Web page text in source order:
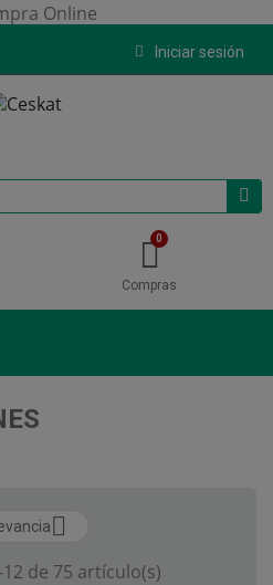
Iniciar sesión
Compras

de 75 artículo(s)